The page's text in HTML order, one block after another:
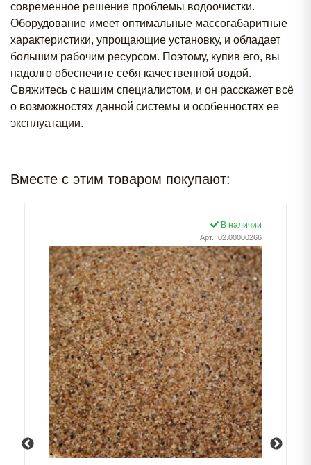
современное решение проблемы водоочистки.
Оборудование имеет оптимальные массогабаритные
характеристики, упрощающие установку, и обладает
большим рабочим ресурсом. Поэтому, купив его, вы
надолго обеспечите себя качественной водой.
Свяжитесь с нашим специалистом, и он расскажет всё
о возможностях данной системы и особенностях ее
эксплуатации.
Вместе с этим товаром покупают:
В наличии
Арт.: 02.00000266